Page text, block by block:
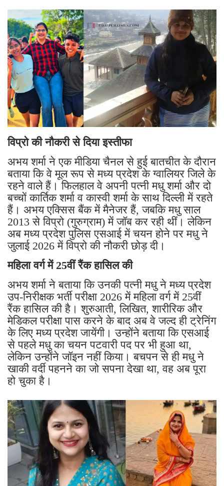
विप्रो की नौकरी से दिया इस्तीफा
अभय शर्मा ने एक मीडिया चैनल से हुई बातचीत के दौरान
बताया कि वे मूल रूप से मध्य प्रदेश के ग्वालियर जिले के
रहने वाले हैं। फिलहाल वे अपनी पत्नी मधु शर्मा और दो
बच्चों कार्तिक शर्मा व कास्वी शर्मा के साथ दिल्ली में रहते
हैं। अभय एक्सिस बैंक में मैनेजर हैं, जबकि मधु साल
2013 से विप्रो (गुरुग्राम) में जॉब कर रही थीं। लेकिन
अब मध्य प्रदेश पुलिस एसआई में चयन होने पर मधु ने
जुलाई 2026 में विप्रो की नौकरी छोड़ दी।
महिला वर्ग में 25वीं रैंक हासिल की
अभय शर्मा ने बताया कि उनकी पत्नी मधु ने मध्य प्रदेश
उप-निरीक्षक भर्ती परीक्षा 2026 में महिला वर्ग में 25वीं
रैंक हासिल की है। शुरुआती, लिखित, शारीरिक और
मेडिकल परीक्षा पास करने के बाद अब वे जल्द ही ट्रेनिंग
के लिए मध्य प्रदेश जायेंगी। उन्होंने बताया कि एसआई
से पहले मधु का चयन पटवारी पद पर भी हुआ था,
लेकिन उन्होंने जॉइन नहीं किया। बचपन से ही मधु ने
खाकी वर्दी पहनने का जो सपना देखा था, वह अब पूरा
हो चुका है।